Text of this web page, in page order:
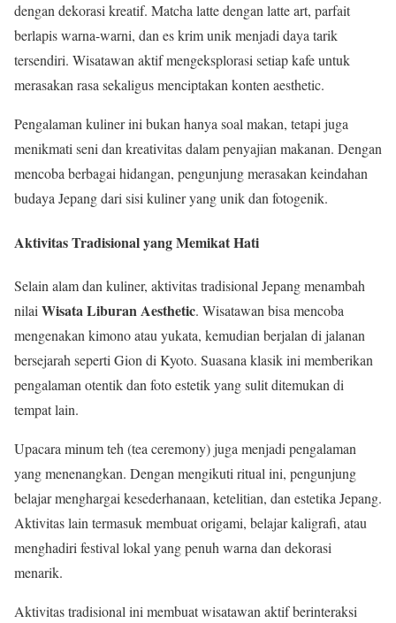
dengan dekorasi kreatif. Matcha latte dengan latte art, parfait
berlapis warna-warni, dan es krim unik menjadi daya tarik
tersendiri. Wisatawan aktif mengeksplorasi setiap kafe untuk
merasakan rasa sekaligus menciptakan konten aesthetic.
Pengalaman kuliner ini bukan hanya soal makan, tetapi juga
menikmati seni dan kreativitas dalam penyajian makanan. Dengan
mencoba berbagai hidangan, pengunjung merasakan keindahan
budaya Jepang dari sisi kuliner yang unik dan fotogenik.
Aktivitas Tradisional yang Memikat Hati
Selain alam dan kuliner, aktivitas tradisional Jepang menambah
nilai Wisata Liburan Aesthetic. Wisatawan bisa mencoba
mengenakan kimono atau yukata, kemudian berjalan di jalanan
bersejarah seperti Gion di Kyoto. Suasana klasik ini memberikan
pengalaman otentik dan foto estetik yang sulit ditemukan di
tempat lain.
Upacara minum teh (tea ceremony) juga menjadi pengalaman
yang menenangkan. Dengan mengikuti ritual ini, pengunjung
belajar menghargai kesederhanaan, ketelitian, dan estetika Jepang.
Aktivitas lain termasuk membuat origami, belajar kaligrafi, atau
menghadiri festival lokal yang penuh warna dan dekorasi
menarik.
Aktivitas tradisional ini membuat wisatawan aktif berinteraksi